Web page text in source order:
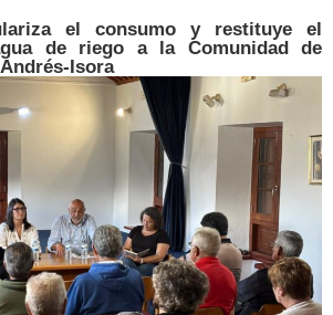
el consumo y restituye el
de riego a la Comunidad de
Isora